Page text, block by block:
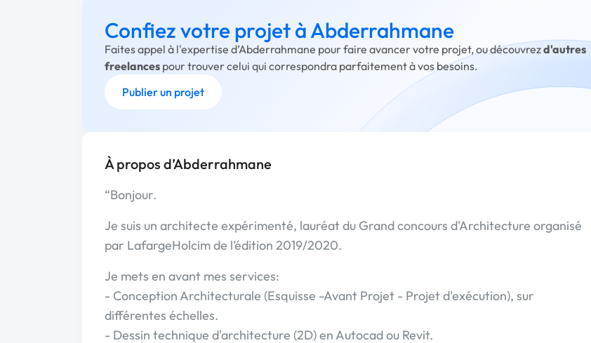
Confiez votre projet à Abderrahmane
Faites appel à l'expertise d’Abderrahmane pour faire avancer votre projet, ou découvrezd'autres
freelances pour trouver celui qui correspondra parfaitement à vos besoins.
Publier un projet
À propos d’Abderrahmane
“Bonjour.
Je suis un architecte expérimenté, lauréat du Grand concours d'Architecture organisé
par LafargeHolcim de l’édition 2019/2020.
Je mets en avant mes services:
- Conception Architecturale (Esquisse -Avant Projet - Projet d'exécution), sur
différentes échelles.
- Dessin technique d'architecture (2D) en Autocad ou Revit.